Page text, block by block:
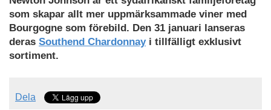
som skapar allt mer uppmärksammade viner med
Bourgogne som förebild. Den 31 januari lanseras
deras Southend Chardonnayi tillfälligt exklusivt
sortiment.
Dela